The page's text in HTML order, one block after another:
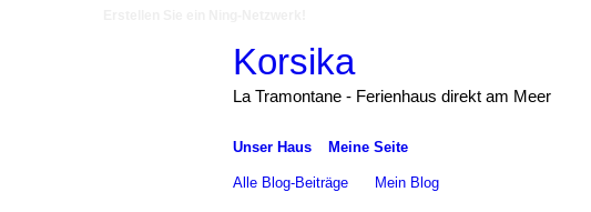
Korsika
La Tramontane - Ferienhaus direkt am Meer
Unser Haus Meine Seite
Alle Blog-Beiträge Mein Blog